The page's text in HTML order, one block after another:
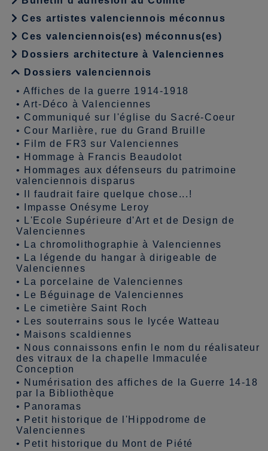
Ces artistes valenciennois méconnus
Ces valenciennois(es) méconnus(es)
Dossiers architecture à Valenciennes
Dossiers valenciennois
•Affiches de la guerre 1914-1918
•Art-Déco à Valenciennes
• Communiqué sur l'église du Sacré-Coeur
• Cour Marlière, rue du Grand Bruille
•
Film de FR3 sur Valenciennes
•
Hommage à Francis Beaudolot
•
Hommages aux défenseurs du patrimoine
valenciennois disparus
•
Il faudrait faire quelque chose...!
•
Impasse Onésyme Leroy
•
L'Ecole Supérieure d'Art et de Design de
Valenciennes
•
La chromolithographie à Valenciennes
•
La légende du hangar à dirigeable de
Valenciennes
•
La porcelaine de Valenciennes
•
Le Béguinage de Valenciennes
•
Le cimetière Saint Roch
•
Les souterrains sous le lycée Watteau
• Maisons scaldiennes
• Nous connaissons enfin le nom du réalisateur
des vitraux de la chapelle Immaculée
Conception
• Numérisation des affiches de la Guerre 14-18
par la Bibliothèque
•
Panoramas
•
Petit historique de l'Hippodrome de
Valenciennes
•
Petit historique du Mont de Piété